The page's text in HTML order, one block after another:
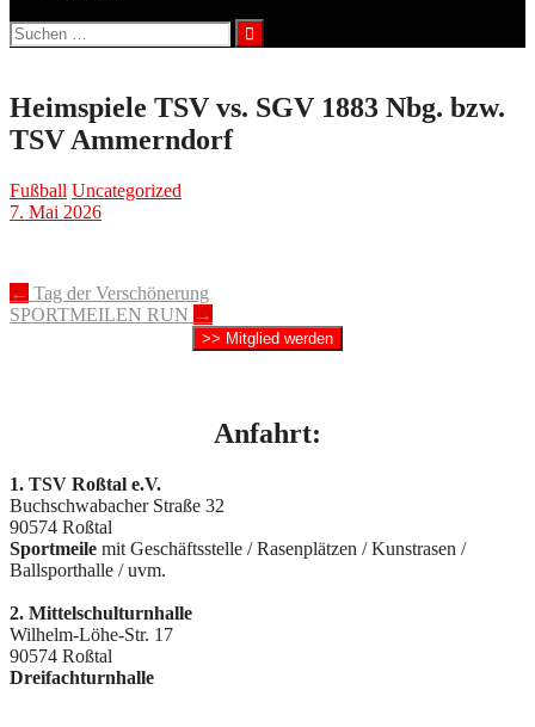
Suchen
nach:
Heimspiele TSV vs. SGV 1883 Nbg. bzw.
TSV Ammerndorf
Fußball Uncategorized
7. Mai 2026
Post
navigation
← Tag der Verschönerung
SPORTMEILEN RUN →
>> Mitglied werden
Anfahrt:
1. TSV Roßtal e.V.
Buchschwabacher Straße 32
90574 Roßtal
Sportmeile mit Geschäftsstelle / Rasenplätzen / Kunstrasen /
Ballsporthalle / uvm.
2. Mittelschulturnhalle
Wilhelm-Löhe-Str. 17
90574 Roßtal
Dreifachturnhalle